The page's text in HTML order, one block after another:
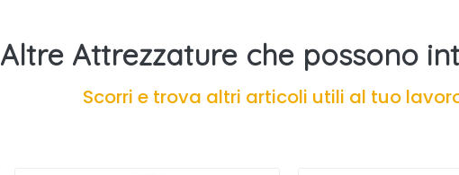
Altre Attrezzature che possono
Scorri e trova altri articoli utili al tuo